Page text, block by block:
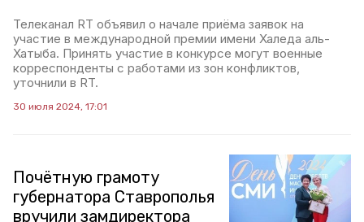
Телеканал RT объявил о начале приёма заявок на
участие в международной премии имени Халеда аль-
Хатыба. Принять участие в конкурсе могут военные
корреспонденты с работами из зон конфликтов,
уточнили в RT.
30 июля 2024, 17:01
Почётную грамоту
губернатора Ставрополья
вручили замдиректора